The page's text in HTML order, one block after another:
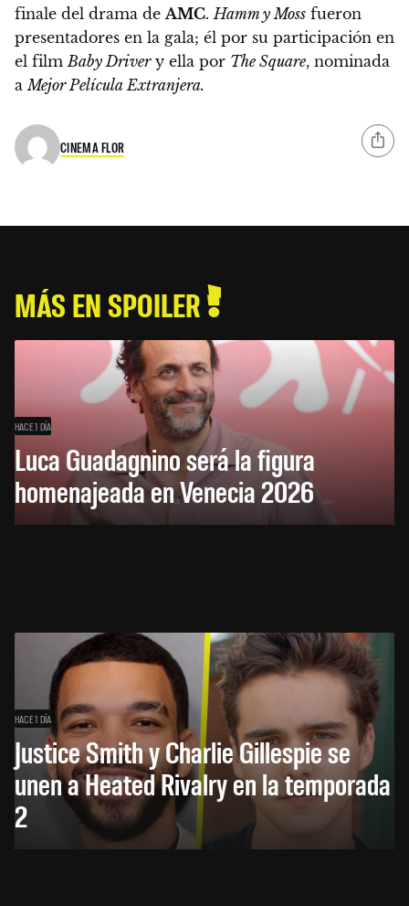
finale del drama de AMC. Hamm y Moss fueron
presentadores en la gala; él por su participación en
el film Baby Drivery ella por The Square, nominada
a Mejor Película Extranjera.
CINEMA FLOR
MÁS EN SPOILER
HACE 1 DÍA
Luca Guadagnino será la figura
homenajeada en Venecia 2026
HACE 1 DÍA
Justice Smith y Charlie Gillespie se
unen a Heated Rivalry en la temporada
2